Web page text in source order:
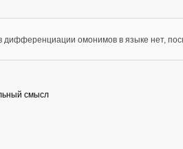
омонимов в языке нет,
смысл